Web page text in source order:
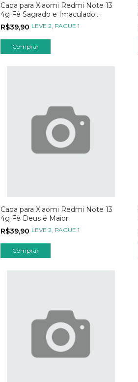
Capa para Xiaomi Redmi Note 13
4g Fé Sagrado e Imaculado
Coração
R$39,90 LEVE 2, PAGUE 1
Comprar
Capa para Xiaomi Redmi Note 13
4g Fé Deus é Maior
R$39,90 LEVE 2, PAGUE 1
Comprar